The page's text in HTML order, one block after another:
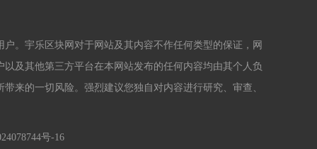
。宇乐区块网对于网站及其内容不作任何类型的保证，网
及其他第三方平台在本网站发布的任何内容均由其个人负
来的一切风险。强烈建议您独自对内容进行研究、审查、
号-16